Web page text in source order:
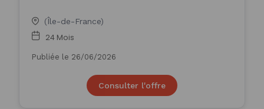
(Île-de-France)
24 Mois
Publiée le 26/06/2026
Consulter l'offre